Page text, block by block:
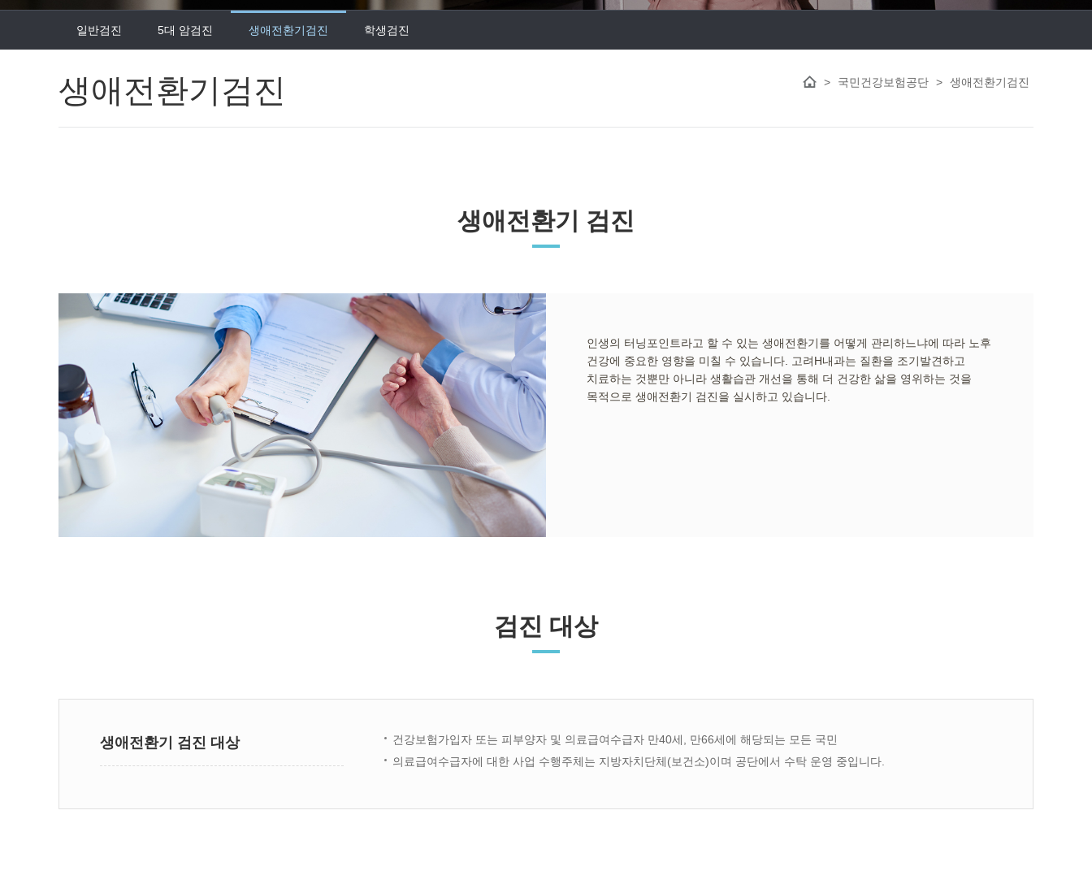
일반검진 5대 암검진 생애전환기검진 학생검진
생애전환기검진 > 국민건강보험공단 > 생애전환기검진
생애전환기 검진
인생의 터닝포인트라고 할 수 있는 생애전환기를 어떻게 관리하느냐에 따라 노후
건강에 중요한 영향을 미칠 수 있습니다. 고려H내과는 질환을 조기발견하고
치료하는 것뿐만 아니라 생활습관 개선을 통해 더 건강한 삶을 영위하는 것을
목적으로 생애전환기 검진을 실시하고 있습니다.
검진 대상
생애전환기 검진 대상
건강보험가입자 또는 피부양자 및 의료급여수급자 만40세, 만66세에 해당되는 모든 국민
의료급여수급자에 대한 사업 수행주체는 지방자치단체(보건소)이며 공단에서 수탁 운영 중입니다.